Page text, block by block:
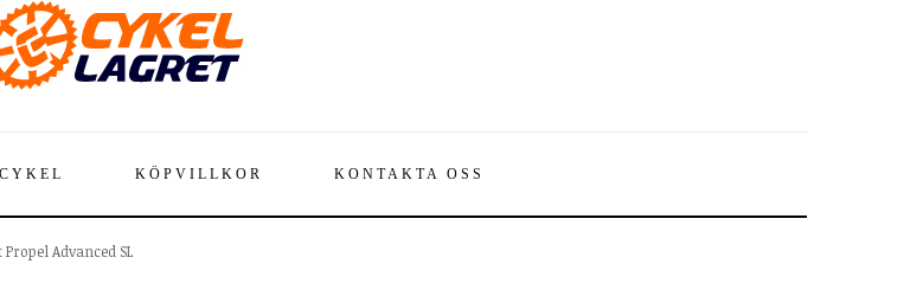
KÖPVILLKOR KONTAKTA OSS
Propel Advanced SL